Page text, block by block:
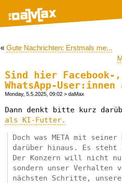
« Gute Nachrichten: Erstmals me...
Sind hier Facebook-
WhatsApp-User:innen
Monday, 5.5.2025, 09:02 > daMax
Dann denkt bitte kurz
als KI-Futter.
Doch was META mit
darüber hinaus. Es steht
Der Konzern will nicht
sondern unser Verhalten
nächsten Schritte, unsere